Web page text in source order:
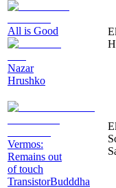
All is Good
Nazar
Hrushko
Vermos:
Remains out
of touch
TransistorBudddha